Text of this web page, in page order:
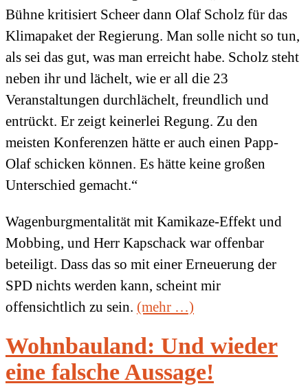
Bühne kritisiert Scheer dann Olaf Scholz für das
Klimapaket der Regierung. Man solle nicht so tun,
als sei das gut, was man erreicht habe. Scholz steht
neben ihr und lächelt, wie er all die 23
Veranstaltungen durchlächelt, freundlich und
entrückt. Er zeigt keinerlei Regung. Zu den
meisten Konferenzen hätte er auch einen Papp-
Olaf schicken können. Es hätte keine großen
Unterschied gemacht.“
Wagenburgmentalität mit Kamikaze-Effekt und
Mobbing, und Herr Kapschack war offenbar
beteiligt. Dass das so mit einer Erneuerung der
SPD nichts werden kann, scheint mir
offensichtlich zu sein. (mehr …)
Wohnbauland: Und wieder
eine falsche Aussage!